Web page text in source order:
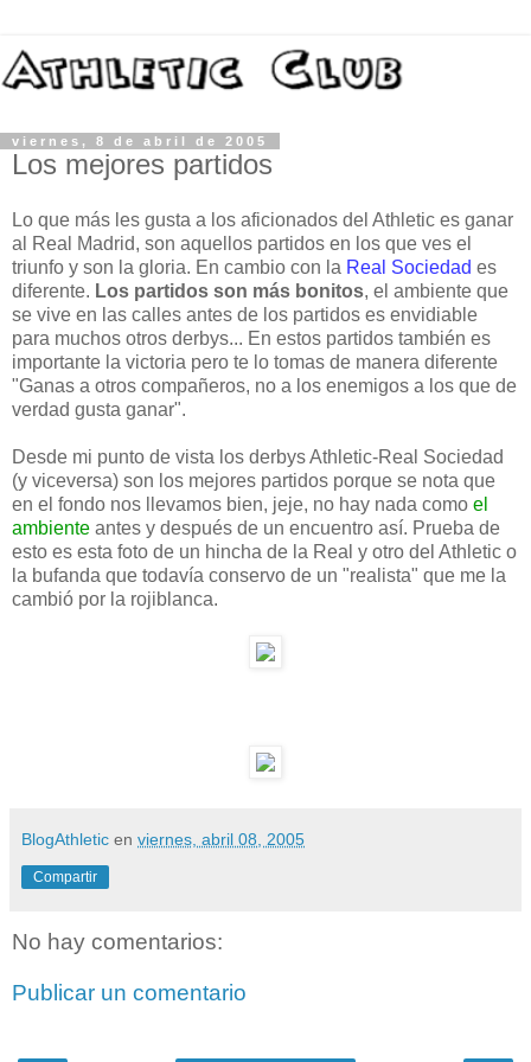
viernes, 8 de abril de 2005
Los mejores partidos
Lo que más les gusta a los aficionados del Athletic es ganar
al Real Madrid, son aquellos partidos en los que ves el
triunfo y son la gloria. En cambio con la Real Sociedad es
diferente. Los partidos son más bonitos, el ambiente que
se vive en las calles antes de los partidos es envidiable
para muchos otros derbys... En estos partidos también es
importante la victoria pero te lo tomas de manera diferente
"Ganas a otros compañeros, no a los enemigos a los que de
verdad gusta ganar".
Desde mi punto de vista los derbys Athletic-Real Sociedad
(y viceversa) son los mejores partidos porque se nota que
en el fondo nos llevamos bien, jeje, no hay nada como el
ambiente antes y después de un encuentro así. Prueba de
esto es esta foto de un hincha de la Real y otro del Athletic o
la bufanda que todavía conservo de un "realista" que me la
cambió por la rojiblanca.
BlogAthletic en viernes, abril 08, 2005
Compartir
No hay comentarios:
Publicar un comentario